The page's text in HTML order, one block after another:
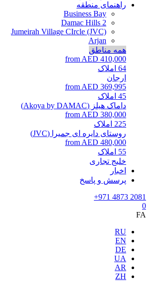
راهنمای منطقه
Business Bay
Damac Hills 2
Jumeirah Village CIrcle (JVC)
Arjan
همه مناطق
from AED 410,000
64 املاک
ارجان
from AED 369,995
45 املاک
داماک هیلز (Akoya by DAMAC)
from AED 380,000
225 املاک
روستای دایره ای جمیرا (JVC)
from AED 480,000
55 املاک
خلیج تجاری
اخبار
پرسش و پاسخ
+971 4873 2081
0
FA
RU
EN
DE
UA
AR
ZH